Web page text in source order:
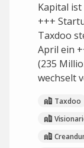
Kapital
+++
Taxdoo
April ein
(235
wechselt
Taxdoo